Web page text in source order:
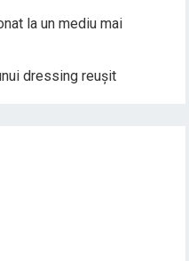
la un mediu mai
dressing reușit